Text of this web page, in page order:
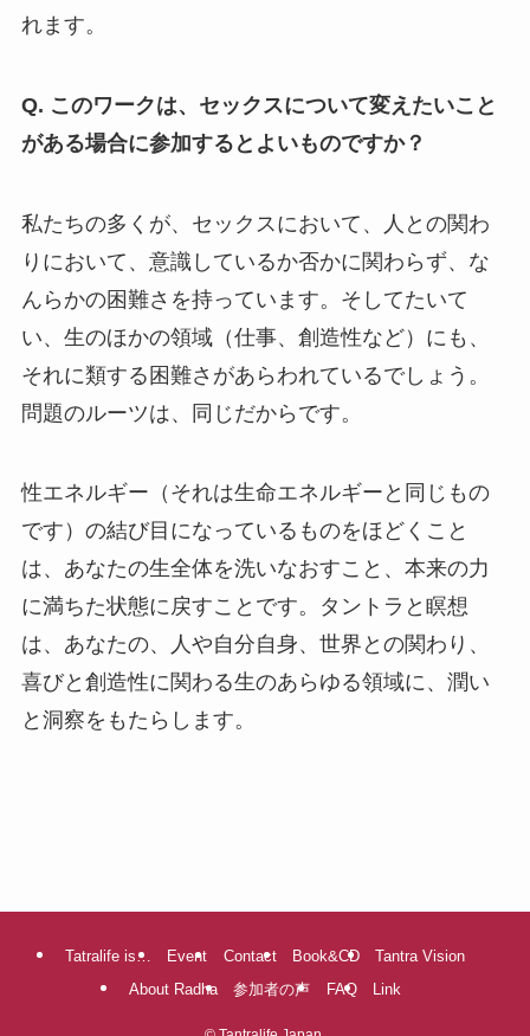
れます。
Q. このワークは、セックスについて変えたいこと
がある場合に参加するとよいものですか？
私たちの多くが、セックスにおいて、人との関わ
りにおいて、意識しているか否かに関わらず、な
んらかの困難さを持っています。そしてたいて
い、生のほかの領域（仕事、創造性など）にも、
それに類する困難さがあらわれているでしょう。
問題のルーツは、同じだからです。
性エネルギー（それは生命エネルギーと同じもの
です）の結び目になっているものをほどくこと
は、あなたの生全体を洗いなおすこと、本来の力
に満ちた状態に戻すことです。タントラと瞑想
は、あなたの、人や自分自身、世界との関わり、
喜びと創造性に関わる生のあらゆる領域に、潤い
と洞察をもたらします。
Tatralife is… Event Contact Book&CD
Tantra Vision
About Radha
参加者の声 FAQ Link